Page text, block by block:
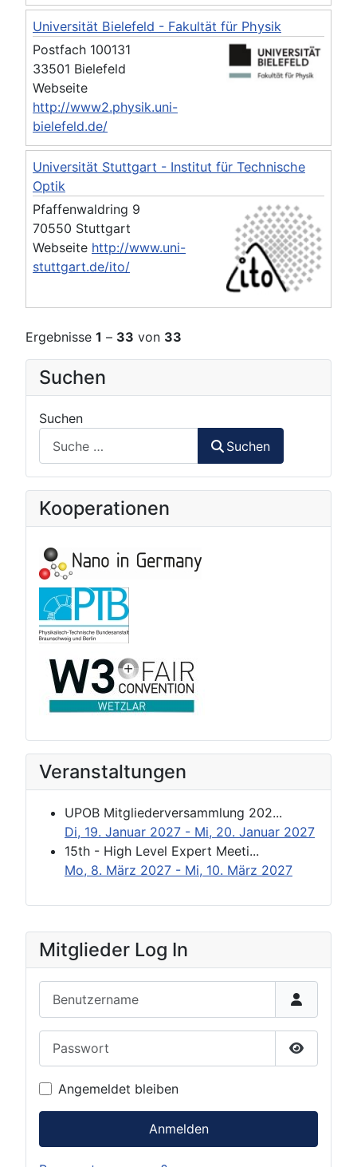
Mitglieder Log In
Passwort
Angemeldet bleiben
Anmelden
Universität Bielefeld - Fakultät für Physik
Postfach 100131
33501 Bielefeld
Webseite
http://www2.physik.uni-
bielefeld.de/
Universität Stuttgart - Institut für Technische
Optik
Pfaffenwaldring 9
70550 Stuttgart
Webseite http://www.uni-
stuttgart.de/ito/
Ergebnisse 1 – 33 von 33
Suchen
Suchen
Suchen
Kooperationen
Veranstaltungen
UPOB Mitgliederversammlung 202...
Di, 19. Januar 2027 - Mi, 20. Januar 2027
15th - High Level Expert Meeti...
Mo, 8. März 2027 - Mi, 10. März 2027